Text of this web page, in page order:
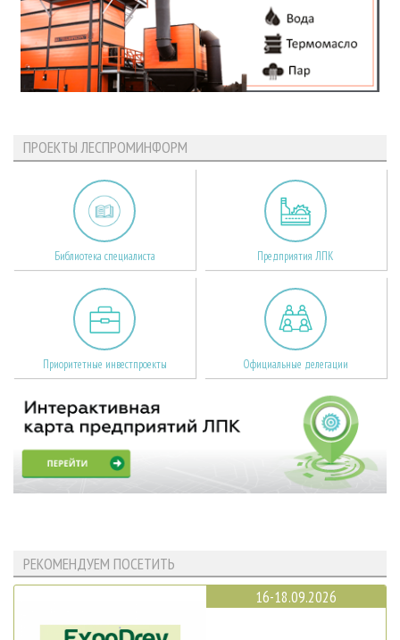
ПРОЕКТЫ ЛЕСПРОМИНФОРМ
Библиотека специалиста Предприятия ЛПК
Приоритетные инвестпроекты Официальные делегации
РЕКОМЕНДУЕМ ПОСЕТИТЬ
16-18.09.2026